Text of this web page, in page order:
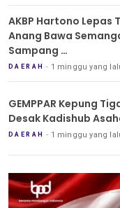
AKBP Hartono Lepas
Anang Bawa
Sampang
Tradisi Pedang Pora
Sampang
DAERAH 1 minggu yang
GEMPPAR Kepung
Desak Kadishub
DAERAH 1 minggu yang